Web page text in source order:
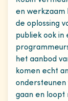
en werkzaam
de oplossing
publiek ook
het aanbod
komen echt
gaan en loopt